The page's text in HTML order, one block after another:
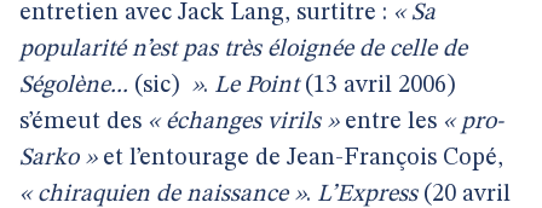
entretien avec Jack Lang, surtitre : « Sa
popularité n’est pas très éloignée de celle de
Ségolène... (sic) ». Le Point(13 avril 2006)
s’émeut des « échanges virils »entre les « pro-
Sarko »et l’entourage de Jean-François Copé,
« chiraquien de naissance ». L’Express(20 avril